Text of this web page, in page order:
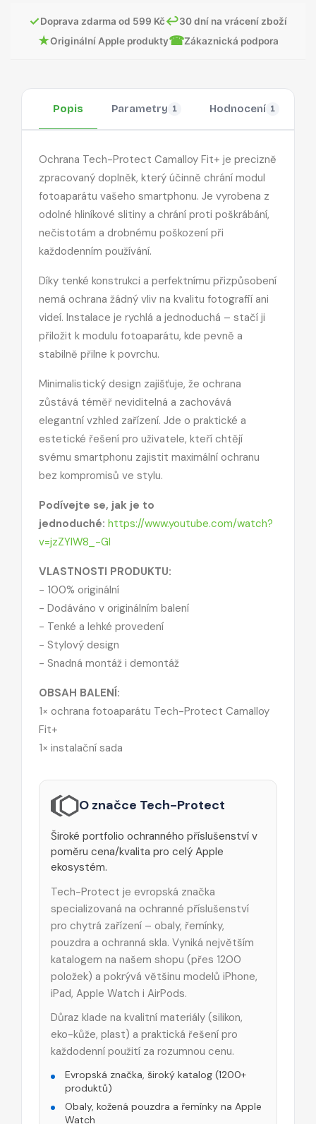
✓Doprava zdarma od 599 Kč↩30 dní na vrácení zboží
★Originální Apple produkty☎Zákaznická podpora
Popis Parametry 1 Hodnocení 1
Ochrana Tech-Protect Camalloy Fit+ je precizně
zpracovaný doplněk, který účinně chrání modul
fotoaparátu vašeho smartphonu. Je vyrobena z
odolné hliníkové slitiny a chrání proti poškrábání,
nečistotám a drobnému poškození při
každodenním používání.
Díky tenké konstrukci a perfektnímu přizpůsobení
nemá ochrana žádný vliv na kvalitu fotografií ani
videí. Instalace je rychlá a jednoduchá – stačí ji
přiložit k modulu fotoaparátu, kde pevně a
stabilně přilne k povrchu.
Minimalistický design zajišťuje, že ochrana
zůstává téměř neviditelná a zachovává
elegantní vzhled zařízení. Jde o praktické a
estetické řešení pro uživatele, kteří chtějí
svému smartphonu zajistit maximální ochranu
bez kompromisů ve stylu.
Podívejte se, jak je to
jednoduché: https://www.youtube.com/watch?
v=jzZYIW8_-GI
VLASTNOSTI PRODUKTU:
- 100% originální
- Dodáváno v originálním balení
- Tenké a lehké provedení
- Stylový design
- Snadná montáž i demontáž
OBSAH BALENÍ:
1× ochrana fotoaparátu Tech-Protect Camalloy
Fit+
1× instalační sada
O značce Tech-Protect
Široké portfolio ochranného příslušenství v
poměru cena/kvalita pro celý Apple
ekosystém.
Tech-Protect je evropská značka
specializovaná na ochranné příslušenství
pro chytrá zařízení – obaly, řemínky,
pouzdra a ochranná skla. Vyniká největším
katalogem na našem shopu (přes 1200
položek) a pokrývá většinu modelů iPhone,
iPad, Apple Watch i AirPods.
Důraz klade na kvalitní materiály (silikon,
eko-kůže, plast) a praktická řešení pro
každodenní použití za rozumnou cenu.
Evropská značka, široký katalog (1200+
produktů)
Obaly, kožená pouzdra a řemínky na Apple
Watch